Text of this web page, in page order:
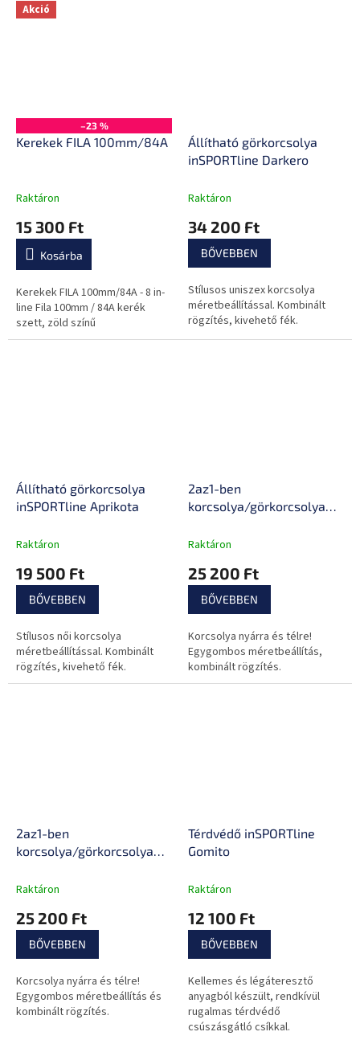
Akció
–23 %
Kerekek FILA 100mm/84A
Raktáron
15 300 Ft
Kosárba
Kerekek FILA 100mm/84A - 8 in-
line Fila 100mm / 84A kerék
szett, zöld színű
Állítható görkorcsolya
inSPORTline Darkero
Raktáron
34 200 Ft
BŐVEBBEN
Stílusos uniszex korcsolya
méretbeállítással. Kombinált
rögzítés, kivehető fék.
Állítható görkorcsolya
inSPORTline Aprikota
Raktáron
19 500 Ft
BŐVEBBEN
Stílusos női korcsolya
méretbeállítással. Kombinált
rögzítés, kivehető fék.
2az1-ben
korcsolya/görkorcsolya
Raktáron
25 200 Ft
BŐVEBBEN
Korcsolya nyárra és télre!
Egygombos méretbeállítás,
kombinált rögzítés.
2az1-ben
korcsolya/görkorcsolya
Raktáron
25 200 Ft
BŐVEBBEN
Korcsolya nyárra és télre!
Egygombos méretbeállítás és
kombinált rögzítés.
Térdvédő inSPORTline
Gomito
Raktáron
12 100 Ft
BŐVEBBEN
Kellemes és légáteresztő
anyagból készült, rendkívül
rugalmas térdvédő
csúszásgátló csíkkal.